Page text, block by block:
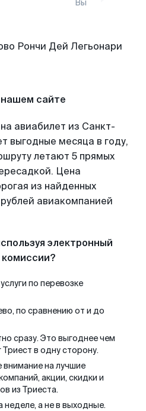
Вы
сайте
авиабилет из Санкт-
выгодные месяца в году,
летают 5 прямых
Цена
из найденных
авиакомпанией
электронный
по перевозке
по сравнению от и до
сразу. Это выгоднее чем
в одну сторону.
на лучшие
акции, скидки и
из Триеста.
неделе, а не в выходные.